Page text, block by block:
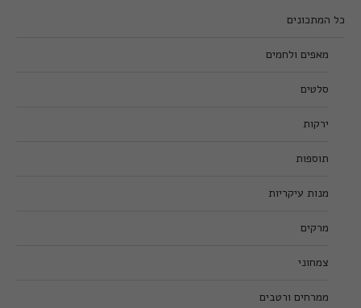
כל המתכונים
מאפים ולחמים
סלטים
ירקות
תוספות
מנות עיקריות
מרקים
צמחוני
ממרחים ורטבים